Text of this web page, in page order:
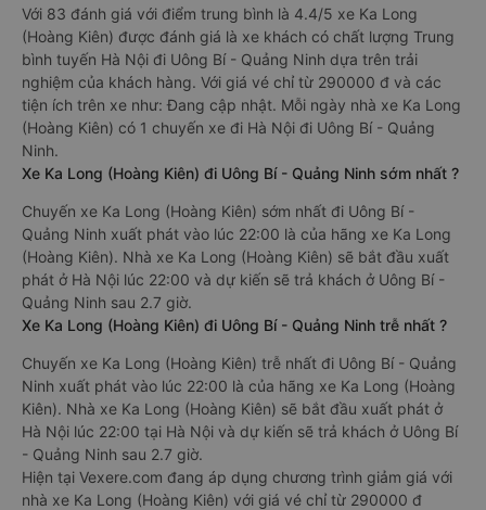
Với 83 đánh giá với điểm trung bình là 4.4/5 xe Ka Long
(Hoàng Kiên) được đánh giá là xe khách có chất lượng Trung
bình tuyến Hà Nội đi Uông Bí - Quảng Ninh dựa trên trải
nghiệm của khách hàng. Với giá vé chỉ từ 290000 đ và các
tiện ích trên xe như: Đang cập nhật. Mỗi ngày nhà xe Ka Long
(Hoàng Kiên) có 1 chuyến xe đi Hà Nội đi Uông Bí - Quảng
Ninh.
Xe Ka Long (Hoàng Kiên) đi Uông Bí - Quảng Ninh sớm nhất ?
Chuyến xe Ka Long (Hoàng Kiên) sớm nhất đi Uông Bí -
Quảng Ninh xuất phát vào lúc 22:00 là của hãng xe Ka Long
(Hoàng Kiên). Nhà xe Ka Long (Hoàng Kiên) sẽ bắt đầu xuất
phát ở Hà Nội lúc 22:00 và dự kiến sẽ trả khách ở Uông Bí -
Quảng Ninh sau 2.7 giờ.
Xe Ka Long (Hoàng Kiên) đi Uông Bí - Quảng Ninh trễ nhất ?
Chuyến xe Ka Long (Hoàng Kiên) trễ nhất đi Uông Bí - Quảng
Ninh xuất phát vào lúc 22:00 là của hãng xe Ka Long (Hoàng
Kiên). Nhà xe Ka Long (Hoàng Kiên) sẽ bắt đầu xuất phát ở
Hà Nội lúc 22:00 tại Hà Nội và dự kiến sẽ trả khách ở Uông Bí
- Quảng Ninh sau 2.7 giờ.
Hiện tại Vexere.com đang áp dụng chương trình giảm giá với
nhà xe Ka Long (Hoàng Kiên) với giá vé chỉ từ 290000 đ